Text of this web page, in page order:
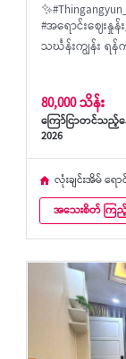
#အရောင်းဈေးနှုန်
သင်္ဃန်းကျွန်း ရ
80,000 သိန်း
ကြော်ငြာတင်သည့်န
2026
လုံးချင်းအိမ် ရော
အသေးစိတ် ကြည့်